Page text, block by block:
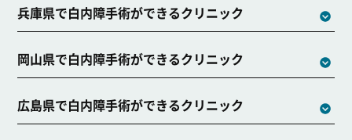
兵庫県で白内障手術ができるクリニック
岡山県で白内障手術ができるクリニック
広島県で白内障手術ができるクリニック